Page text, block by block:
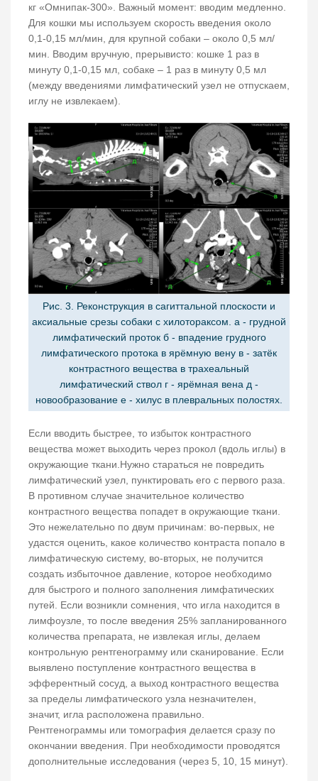
кг «Омнипак-300». Важный момент: вводим медленно.
Для кошки мы используем скорость введения около
0,1-0,15 мл/мин, для крупной собаки – около 0,5 мл/
мин. Вводим вручную, прерывисто: кошке 1 раз в
минуту 0,1-0,15 мл, собаке – 1 раз в минуту 0,5 мл
(между введениями лимфатический узел не отпускаем,
иглу не извлекаем).
Рис. 3. Реконструкция в сагиттальной плоскости и
аксиальные срезы собаки с хилотораксом. а - грудной
лимфатический проток б - впадение грудного
лимфатического протока в ярёмную вену в - затёк
контрастного вещества в трахеальный
лимфатический ствол г - ярёмная вена д -
новообразование е - хилус в плевральных полостях.
Если вводить быстрее, то избыток контрастного
вещества может выходить через прокол (вдоль иглы) в
окружающие ткани.Нужно стараться не повредить
лимфатический узел, пунктировать его с первого раза.
В противном случае значительное количество
контрастного вещества попадет в окружающие ткани.
Это нежелательно по двум причинам: во-первых, не
удастся оценить, какое количество контраста попало в
лимфатическую систему, во-вторых, не получится
создать избыточное давление, которое необходимо
для быстрого и полного заполнения лимфатических
путей. Если возникли сомнения, что игла находится в
лимфоузле, то после введения 25% запланированного
количества препарата, не извлекая иглы, делаем
контрольную рентгенограмму или сканирование. Если
выявлено поступление контрастного вещества в
эфферентный сосуд, а выход контрастного вещества
за пределы лимфатического узла незначителен,
значит, игла расположена правильно.
Рентгенограммы или томография делается сразу по
окончании введения. При необходимости проводятся
дополнительные исследования (через 5, 10, 15 минут).